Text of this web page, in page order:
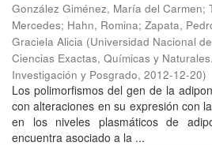
González Giménez, María del Carmen;
Mercedes; Hahn, Romina; Zapata,
Graciela Alicia (Universidad Nacional
Ciencias Exactas, Químicas y
Investigación y Posgrado, 2012-12-20)
Los polimorfismos del gen de la
con alteraciones en su expresión con
en los niveles plasmáticos de
encuentra asociado a la ...